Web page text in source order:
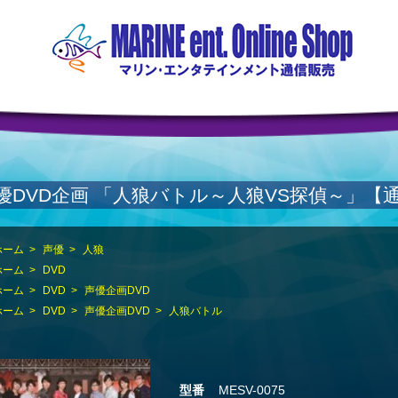
DVD企画 「人狼バトル～人狼VS探偵～」【
ーム > 声優 >
人狼
ーム >
DVD
ーム > DVD > 声優企画DVD
ーム > DVD > 声優企画DVD > 人狼バトル
型番 MESV-0075